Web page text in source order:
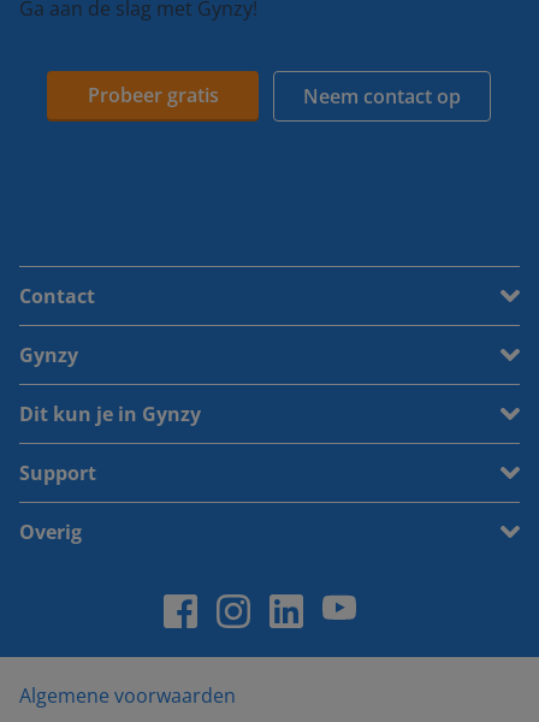
Ga aan de slag met Gynzy!
Probeer gratis Neem contact op
Contact
Gynzy
Dit kun je in Gynzy
Support
Overig
Algemene voorwaarden